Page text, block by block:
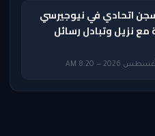
اتحادي في نيوجيرسي
نزيل وتبادل رسائل